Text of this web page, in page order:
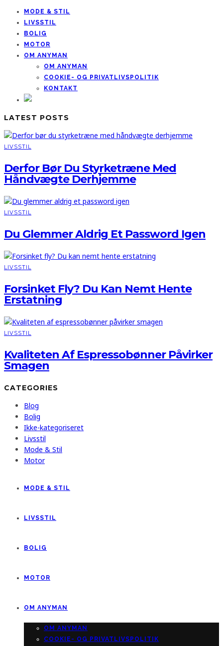
MODE & STIL
LIVSSTIL
BOLIG
MOTOR
OM ANYMAN
OM ANYMAN
COOKIE- OG PRIVATLIVSPOLITIK
KONTAKT
LATEST POSTS
LIVSSTIL
Derfor Bør Du Styrketræne Med
Håndvægte Derhjemme
LIVSSTIL
Du Glemmer Aldrig Et Password Igen
LIVSSTIL
Forsinket Fly? Du Kan Nemt Hente
Erstatning
LIVSSTIL
Kvaliteten Af Espressobønner Påvirker
Smagen
CATEGORIES
Blog
Bolig
Ikke-kategoriseret
Livsstil
Mode & Stil
Motor
MODE & STIL
LIVSSTIL
BOLIG
MOTOR
OM ANYMAN
OM ANYMAN
COOKIE- OG PRIVATLIVSPOLITIK